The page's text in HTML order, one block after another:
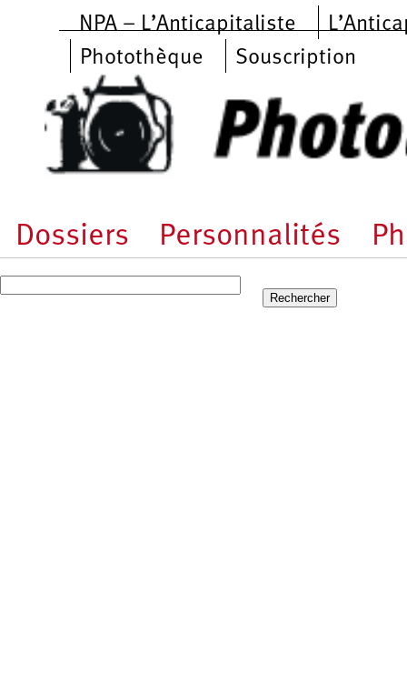
Aller au contenu principal
NPA – L’Anticapitaliste
Photothèque
Souscription
Dossiers Personnalités